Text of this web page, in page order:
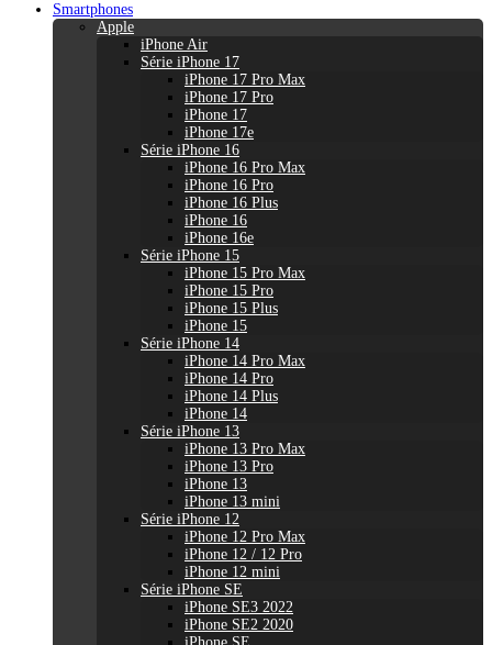
Smartphones
Apple
iPhone Air
Série iPhone 17
iPhone 17 Pro Max
iPhone 17 Pro
iPhone 17
iPhone 17e
Série iPhone 16
iPhone 16 Pro Max
iPhone 16 Pro
iPhone 16 Plus
iPhone 16
iPhone 16e
Série iPhone 15
iPhone 15 Pro Max
iPhone 15 Pro
iPhone 15 Plus
iPhone 15
Série iPhone 14
iPhone 14 Pro Max
iPhone 14 Pro
iPhone 14 Plus
iPhone 14
Série iPhone 13
iPhone 13 Pro Max
iPhone 13 Pro
iPhone 13
iPhone 13 mini
Série iPhone 12
iPhone 12 Pro Max
iPhone 12 / 12 Pro
iPhone 12 mini
Série iPhone SE
iPhone SE3 2022
iPhone SE2 2020